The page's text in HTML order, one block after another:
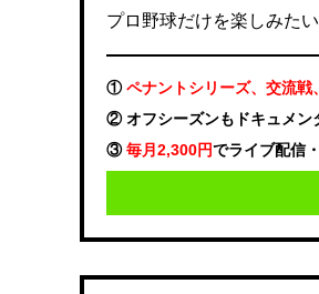
プロ野球だけを楽しみたい
①ペナントシリーズ、交流戦
② オフシーズンもドキュメン
③毎月2,300円でライブ配信